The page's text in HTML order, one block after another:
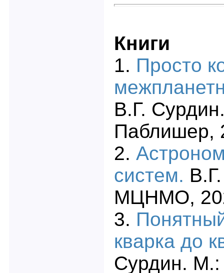
Книги
1. Просто
В.Г.
Паблишер,
2.
систем.
МЦНМО,
3.
кварка до
Сурдин.